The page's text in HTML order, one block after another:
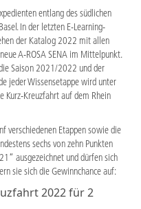
entlang des südlichen
In der letzten E-Learning-
der Katalog 2022 mit allen
A-ROSA SENA im Mittelpunkt.
Saison 2021/2022 und der
jeder Wissensetappe wird unter
Kurz-Kreuzfahrt auf dem Rhein
verschiedenen Etappen sowie die
sechs von zehn Punkten
ausgezeichnet und dürfen sich
sie sich die Gewinnchance auf:
2022 für 2